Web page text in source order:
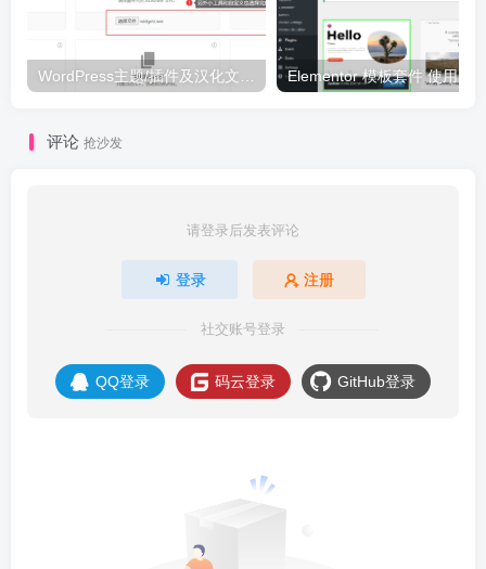
WordPress主题/插件及汉化文件安装详细图文教程
评论 抢沙发
请登录后发表评论
登录 注册
社交账号登录
QQ登录 码云登录 GitHub登录